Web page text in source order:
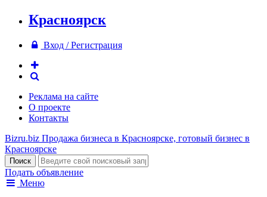
Красноярск
Вход / Регистрация
Реклама на сайте
О проекте
Контакты
Bizru.biz Продажа бизнеса в Красноярске, готовый бизнес в
Красноярске
Подать объявление
Меню